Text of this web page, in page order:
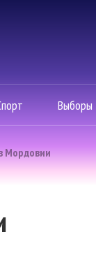
Выборы
Мордовии